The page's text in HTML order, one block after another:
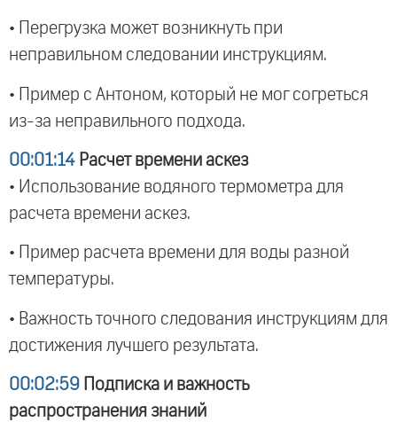
• Перегрузка может возникнуть при
неправильном следовании инструкциям.
• Пример с Антоном, который не мог согреться
из-за неправильного подхода.
00:01:14 Расчет времени аскез
• Использование водяного термометра для
расчета времени аскез.
• Пример расчета времени для воды разной
температуры.
• Важность точного следования инструкциям для
достижения лучшего результата.
00:02:59 Подписка и важность
распространения знаний